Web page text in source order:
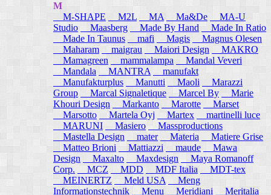
M
M-SHAPE
M2L MA Ma&De
MA-U
Studio
Maasberg Made By Hand
Made In Ratio
Made In Taunus
mafi Magis
Magnus Olesen
Maharam
maigrau Maiori Design
MAKRO
Mamagreen
mammalampa
Mandal Veveri
Mandala
MANTRA
manufakt
Manufakturplus
Manutti Maoli
Marazzi
Group
Marcal Signaletique Marcel By
Marie
Khouri Design
Markanto Marotte
Marset
Marsotto
Martela Oyj Martex
martinelli luce
MARUNI
Masiero
Massproductions
Mastella Design
mater Materia
Matiere Grise
Matteo Brioni
Mattiazzi maude
Mawa
Design
Maxalto Maxdesign
Maya Romanoff
Corp.
MCZ MDD MDF Italia
MDT-tex
MEINERTZ
Meld USA
Meng
Informationstechnik
Menu Meridiani
Meritalia